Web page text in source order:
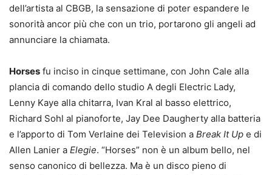
dell’artista al CBGB, la sensazione di poter espandere le
sonorità ancor più che con un trio, portarono gli angeli ad
annunciare la chiamata.
Horses fu inciso in cinque settimane, con John Cale alla
plancia di comando dello studio A degli Electric Lady,
Lenny Kaye alla chitarra, Ivan Kral al basso elettrico,
Richard Sohl al pianoforte, Jay Dee Daugherty alla batteria
e l’apporto di Tom Verlaine dei Television a Break It Up e di
Allen Lanier a Elegie. “Horses” non è un album bello, nel
senso canonico di bellezza. Ma è un disco pieno di